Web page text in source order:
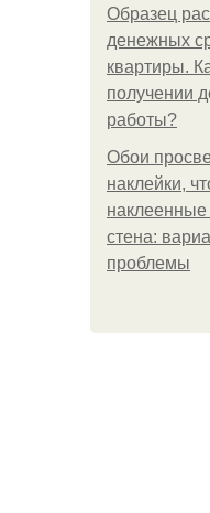
Образец
денежных
квартиры.
получении
работы?
Обои
наклейки,
наклеенные
стена:
проблемы